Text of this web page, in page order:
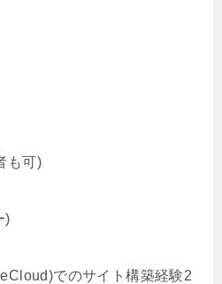
も可)
)
でのサイト構築経験2